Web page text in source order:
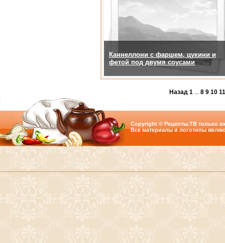
Каннеллони с фаршем, цукини и
фетой под двумя соусами
Назад 1 ... 8 9 10 11
Copyright © Рецепты.ТВ только
Все материалы и логотипы